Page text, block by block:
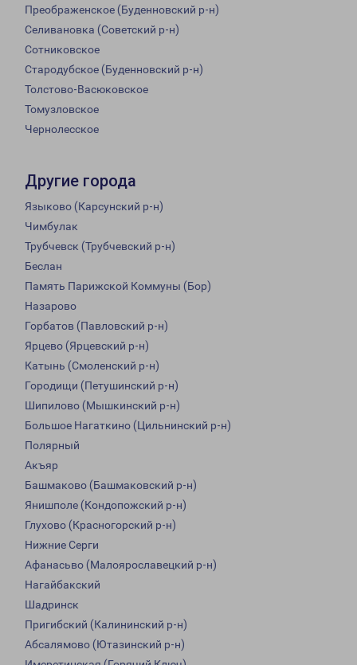
Преображенское (Буденновский р-н)
Селивановка (Советский р-н)
Сотниковское
Стародубское (Буденновский р-н)
Толстово-Васюковское
Томузловское
Чернолесское
Другие города
Языково (Карсунский р-н)
Чимбулак
Трубчевск (Трубчевский р-н)
Беслан
Память Парижской Коммуны (Бор)
Назарово
Горбатов (Павловский р-н)
Ярцево (Ярцевский р-н)
Катынь (Смоленский р-н)
Городищи (Петушинский р-н)
Шипилово (Мышкинский р-н)
Большое Нагаткино (Цильнинский р-н)
Полярный
Акъяр
Башмаково (Башмаковский р-н)
Янишполе (Кондопожский р-н)
Глухово (Красногорский р-н)
Нижние Серги
Афанасьво (Малоярославецкий р-н)
Нагайбакский
Шадринск
Пригибский (Калининский р-н)
Абсалямово (Ютазинский р-н)